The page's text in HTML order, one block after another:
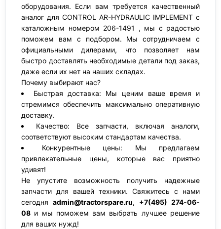
оборудования. Если вам требуется качественный
аналог для CONTROL AR-HYDRAULIC IMPLEMENT с
каталожным номером 206-1491 , мы с радостью
поможем вам с подбором. Мы сотрудничаем с
официальными дилерами, что позволяет нам
быстро доставлять необходимые детали под заказ,
даже если их нет на наших складах.
Почему выбирают нас?
Быстрая доставка: Мы ценим ваше время и
стремимся обеспечить максимально оперативную
доставку.
Качество: Все запчасти, включая аналоги,
соответствуют высоким стандартам качества.
Конкурентные цены: Мы предлагаем
привлекательные цены, которые вас приятно
удивят!
Не упустите возможность получить надежные
запчасти для вашей техники. Свяжитесь с нами
сегодня admin@tractorspare.ru, +7(495) 274-06-
08 и мы поможем вам выбрать лучшее решение
для ваших нужд!